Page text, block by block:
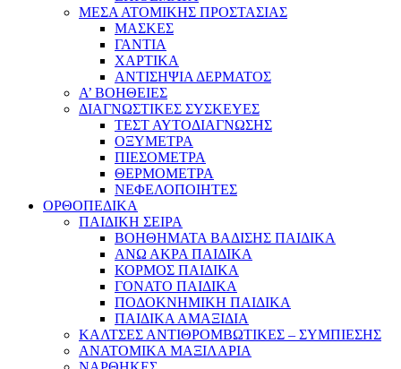
ΜΕΣΑ ΑΤΟΜΙΚΗΣ ΠΡΟΣΤΑΣΙΑΣ
ΜΑΣΚΕΣ
ΓΑΝΤΙΑ
ΧΑΡΤΙΚΑ
ΑΝΤΙΣΗΨΙΑ ΔΕΡΜΑΤΟΣ
Α’ ΒΟΗΘΕΙΕΣ
ΔΙΑΓΝΩΣΤΙΚΕΣ ΣΥΣΚΕΥΕΣ
ΤΕΣΤ ΑΥΤΟΔΙΑΓΝΩΣΗΣ
ΟΞΥΜΕΤΡΑ
ΠΙΕΣΟΜΕΤΡΑ
ΘΕΡΜΟΜΕΤΡΑ
ΝΕΦΕΛΟΠΟΙΗΤΕΣ
ΟΡΘΟΠΕΔΙΚΑ
ΠΑΙΔΙΚΗ ΣΕΙΡΑ
ΒΟΗΘΗΜΑΤΑ ΒΑΔΙΣΗΣ ΠΑΙΔΙΚΑ
ΑΝΩ ΑΚΡΑ ΠΑΙΔΙΚΑ
ΚΟΡΜΟΣ ΠΑΙΔΙΚΑ
ΓΟΝΑΤΟ ΠΑΙΔΙΚΑ
ΠΟΔΟΚΝΗΜΙΚΗ ΠΑΙΔΙΚΑ
ΠΑΙΔΙΚΑ ΑΜΑΞΙΔΙΑ
ΚΑΛΤΣΕΣ ΑΝΤΙΘΡΟΜΒΩΤΙΚΕΣ – ΣΥΜΠΙΕΣΗΣ
ΑΝΑΤΟΜΙΚΑ ΜΑΞΙΛΑΡΙΑ